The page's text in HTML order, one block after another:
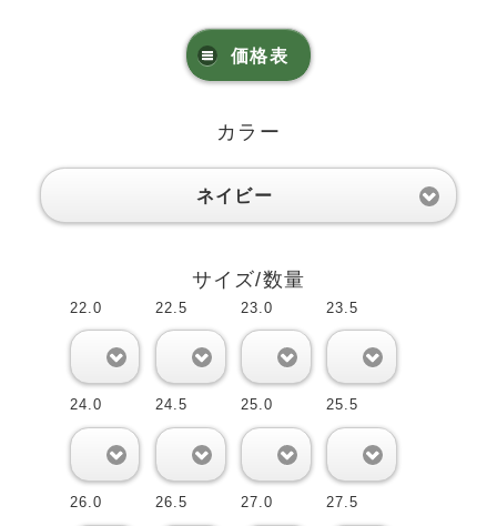
価格表
カラー
ネイビー
サイズ/数量
22.0 22.5 23.0 23.5
24.0 24.5 25.0 25.5
26.0 26.5 27.0 27.5